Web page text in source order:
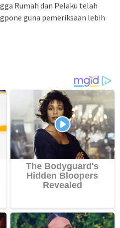
Rumah dan Pelaku telah
guna pemeriksaan lebih